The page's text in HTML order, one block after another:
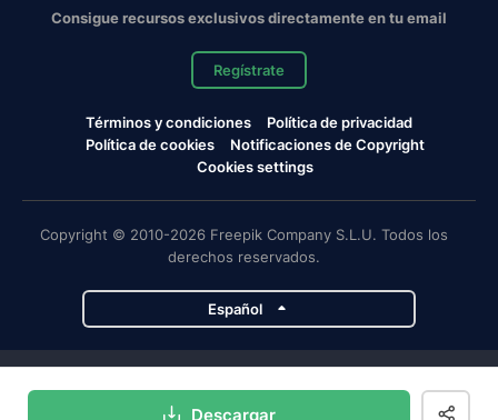
Descargar
Consigue recursos exclusivos directamente en tu email
Regístrate
Términos y condiciones
Política de privacidad
Política de cookies
Notificaciones de Copyright
Cookies settings
Copyright © 2010-2026 Freepik Company S.L.U. Todos los
derechos reservados.
Español